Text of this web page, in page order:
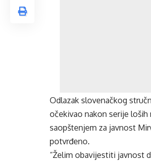
Odlazak slovenačkog
očekivao nakon serije loših
saopštenjem za javnost
potvrđeno.
“Želim obavijestiti javnost